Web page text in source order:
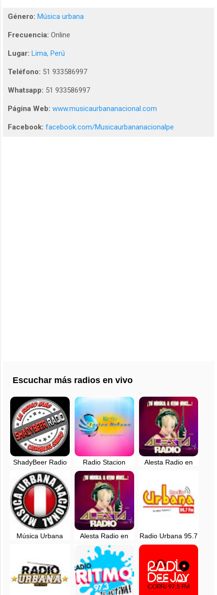
Género: Música urbana
Frecuencia: Online
Lugar: Lima, Perú
Teléfono: 51 933586997
Whatsapp: 51 933586997
Página Web: www.musicaurbananacional.com
Facebook: facebook.com/Musicaurbananacionalpe
Escuchar más radios en vivo
ShadyBeer Radio
EN VIVO - Lima,
Ventanilla
Radio Stacion
Urbana, en vivo -
Lima, Perú
Alesta Radio en
Música Urbana
Alesta Radio en
vivo - Manchay,
Lima
Radio Urbana 95.7
FM en vivo -